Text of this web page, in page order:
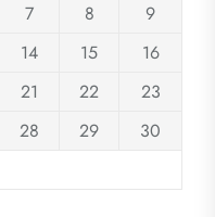
7 8
9
14 15
16
21 22
23
28 29
30